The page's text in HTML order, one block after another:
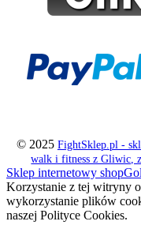
© 2025 FightSklep.pl -
walk i fitness z Gliwic,
Sklep internetowy
Korzystanie z tej witryny
wykorzystanie plików
naszej Polityce Cookies.